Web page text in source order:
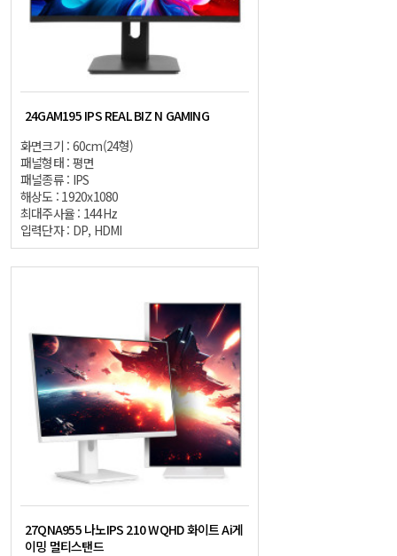
24GAM195 IPS REAL BIZ N GAMING
화면크기 : 60cm(24형)
패널형태 : 평면
패널종류 : IPS
해상도 : 1920x1080
최대주사율 : 144Hz
입력단자 : DP, HDMI
27QNA955 나노IPS 210 WQHD 화이트 Ai게
이밍 멀티스탠드